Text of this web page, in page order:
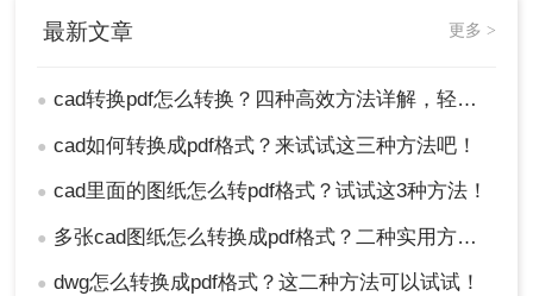
最新文章 更多 >
● cad转换pdf怎么转换？四种高效方法详解，轻松搞定格式转换！
● cad如何转换成pdf格式？来试试这三种方法吧！
● cad里面的图纸怎么转pdf格式？试试这3种方法！
● 多张cad图纸怎么转换成pdf格式？二种实用方法详解！
● dwg怎么转换成pdf格式？这二种方法可以试试！